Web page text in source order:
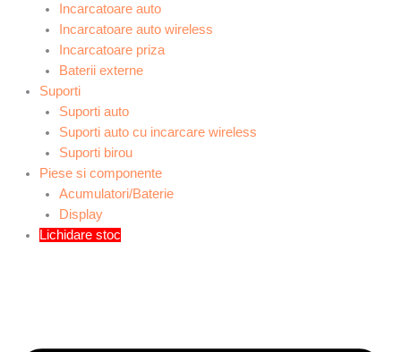
Incarcatoare auto
Incarcatoare auto wireless
Incarcatoare priza
Baterii externe
Suporti
Suporti auto
Suporti auto cu incarcare wireless
Suporti birou
Piese si componente
Acumulatori/Baterie
Display
Lichidare stoc